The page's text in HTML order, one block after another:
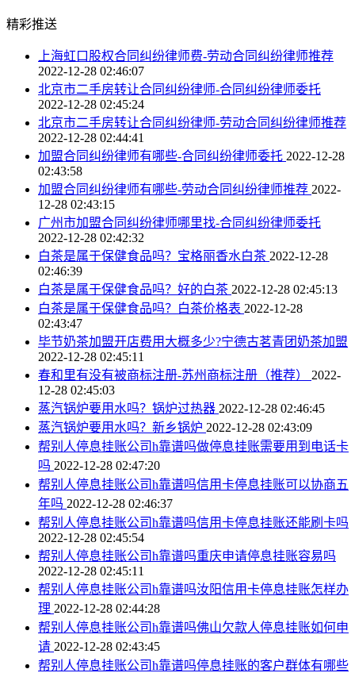
精彩推送
上海虹口股权合同纠纷律师费-劳动合同纠纷律师推荐
2022-12-28 02:46:07
北京市二手房转让合同纠纷律师-合同纠纷律师委托
2022-12-28 02:45:24
北京市二手房转让合同纠纷律师-劳动合同纠纷律师推荐
2022-12-28 02:44:41
加盟合同纠纷律师有哪些-合同纠纷律师委托 2022-12-28
02:43:58
加盟合同纠纷律师有哪些-劳动合同纠纷律师推荐 2022-
12-28 02:43:15
广州市加盟合同纠纷律师哪里找-合同纠纷律师委托
2022-12-28 02:42:32
白茶是属于保健食品吗？宝格丽香水白茶 2022-12-28
02:46:39
白茶是属于保健食品吗？好的白茶 2022-12-28 02:45:13
白茶是属于保健食品吗？白茶价格表 2022-12-28
02:43:47
毕节奶茶加盟开店费用大概多少?宁德古茗青团奶茶加盟
2022-12-28 02:45:11
春和里有没有被商标注册-苏州商标注册（推荐） 2022-
12-28 02:45:03
蒸汽锅炉要用水吗？锅炉过热器 2022-12-28 02:46:45
蒸汽锅炉要用水吗？新乡锅炉 2022-12-28 02:43:09
帮别人停息挂账公司h靠谱吗做停息挂账需要用到电话卡
吗 2022-12-28 02:47:20
帮别人停息挂账公司h靠谱吗信用卡停息挂账可以协商五
年吗 2022-12-28 02:46:37
帮别人停息挂账公司h靠谱吗信用卡停息挂账还能刷卡吗
2022-12-28 02:45:54
帮别人停息挂账公司h靠谱吗重庆申请停息挂账容易吗
2022-12-28 02:45:11
帮别人停息挂账公司h靠谱吗汝阳信用卡停息挂账怎样办
理 2022-12-28 02:44:28
帮别人停息挂账公司h靠谱吗佛山欠款人停息挂账如何申
请 2022-12-28 02:43:45
帮别人停息挂账公司h靠谱吗停息挂账的客户群体有哪些